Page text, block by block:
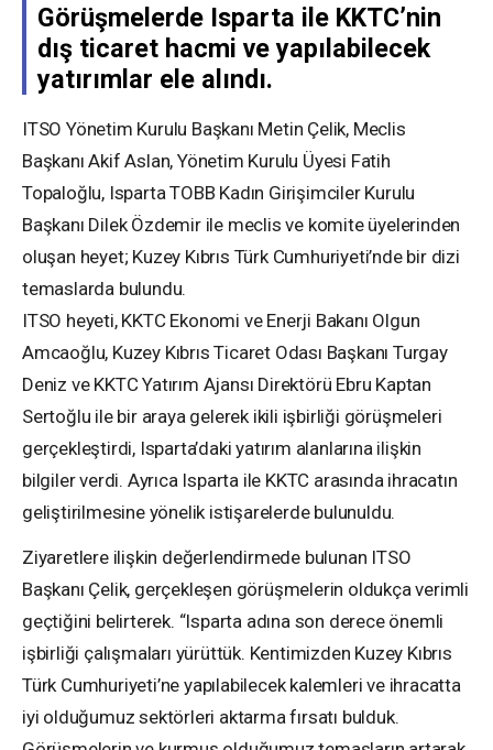
Görüşmelerde Isparta ile KKTC’nin
dış ticaret hacmi ve yapılabilecek
yatırımlar ele alındı.
ITSO Yönetim Kurulu Başkanı Metin Çelik, Meclis
Başkanı Akif Aslan, Yönetim Kurulu Üyesi Fatih
Topaloğlu, Isparta TOBB Kadın Girişimciler Kurulu
Başkanı Dilek Özdemir ile meclis ve komite üyelerinden
oluşan heyet; Kuzey Kıbrıs Türk Cumhuriyeti’nde bir dizi
temaslarda bulundu.
ITSO heyeti, KKTC Ekonomi ve Enerji Bakanı Olgun
Amcaoğlu, Kuzey Kıbrıs Ticaret Odası Başkanı Turgay
Deniz ve KKTC Yatırım Ajansı Direktörü Ebru Kaptan
Sertoğlu ile bir araya gelerek ikili işbirliği görüşmeleri
gerçekleştirdi, Isparta’daki yatırım alanlarına ilişkin
bilgiler verdi. Ayrıca Isparta ile KKTC arasında ihracatın
geliştirilmesine yönelik istişarelerde bulunuldu.
Ziyaretlere ilişkin değerlendirmede bulunan ITSO
Başkanı Çelik, gerçekleşen görüşmelerin oldukça verimli
geçtiğini belirterek. “Isparta adına son derece önemli
işbirliği çalışmaları yürüttük. Kentimizden Kuzey Kıbrıs
Türk Cumhuriyeti’ne yapılabilecek kalemleri ve ihracatta
iyi olduğumuz sektörleri aktarma fırsatı bulduk.